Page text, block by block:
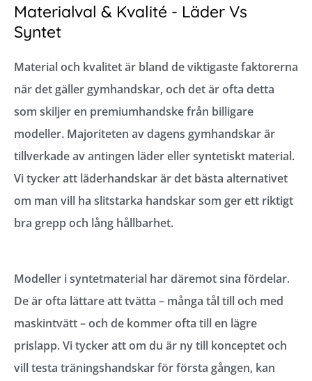
Materialval & Kvalité - Läder Vs
Syntet
Material och kvalitet är bland de viktigaste faktorerna
när det gäller gymhandskar, och det är ofta detta
som skiljer en premiumhandske från billigare
modeller. Majoriteten av dagens gymhandskar är
tillverkade av antingen läder eller syntetiskt material.
Vi tycker att läderhandskar är det bästa alternativet
om man vill ha slitstarka handskar som ger ett riktigt
bra grepp och lång hållbarhet.
Modeller i syntetmaterial har däremot sina fördelar.
De är ofta lättare att tvätta – många tål till och med
maskintvätt – och de kommer ofta till en lägre
prislapp. Vi tycker att om du är ny till konceptet och
vill testa träningshandskar för första gången, kan